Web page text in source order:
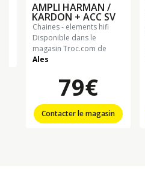
AMPLI HARMAN /
KARDON + ACC SV
chaines - elements hifi
Disponible dans le
magasin Troc.com de
Ales
79€
Contacter le magasin